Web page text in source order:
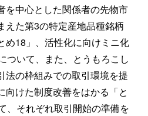
を中心とした関係者の先物市
えた第3の特定産地品種銘柄
め18」、活性化に向けミニ化
ついて、また、とうもろこし
法の枠組みでの取引環境を提
向けた制度改善をはかる「と
、それぞれ取引開始の準備を